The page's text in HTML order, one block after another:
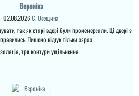
Вероніка
02.08.2026 С. Осещина
так як старі вдері були промемерзали. Ці двері з
Пишемо відгук тільки зараз
три контури ущільнення